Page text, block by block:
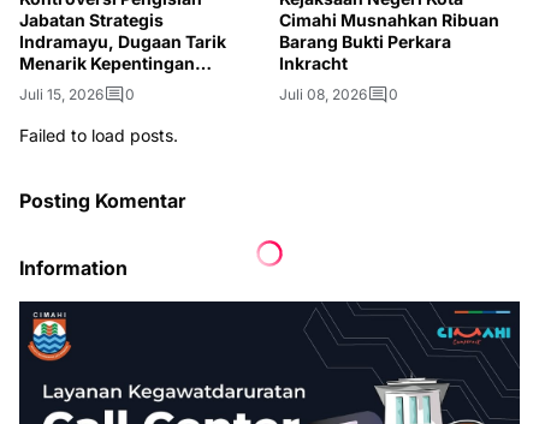
Jabatan Strategis
Indramayu, Dugaan Tarik
Menarik Kepentingan
Mencuat
Juli 15, 2026 0
Cimahi Musnahkan Ribuan
Barang Bukti Perkara
Inkracht
Juli 08, 2026 0
Failed to load posts.
Posting Komentar
Information